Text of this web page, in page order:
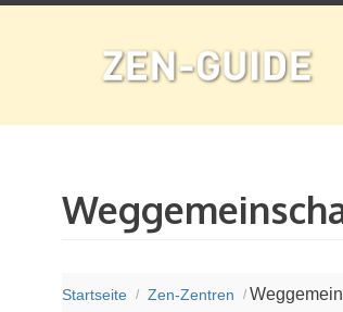
Startseite / Zen-Zentren /